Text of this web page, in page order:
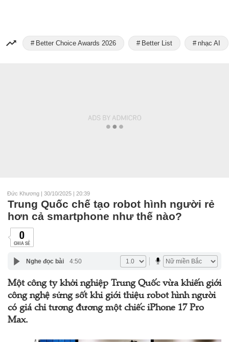
Better Choice Awards 2026 Better List nhạc AI
Đức Khương | 30/10/2025 | 20:39
Trung Quốc chế tạo robot hình người rẻ
hơn cả smartphone như thế nào?
0
CHIA SẺ
Nghe đọc bài 4:50
Một công ty khởi nghiệp Trung Quốc vừa khiến giới
công nghệ sửng sốt khi giới thiệu robot hình người
có giá chỉ tương đương một chiếc iPhone 17 Pro
Max.